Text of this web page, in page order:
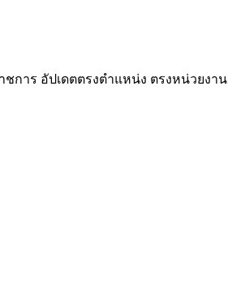
การ อัปเดตตรงตำแหน่ง ตรงหน่วยงาน